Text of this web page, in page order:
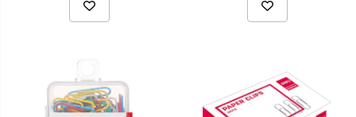
Prosoape din hartie
Sapunuri si dezinfectanti
Uz universal